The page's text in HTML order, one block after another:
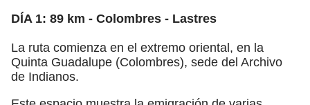
DÍA 1: 89 km - Colombres - Lastres
La ruta comienza en el extremo oriental, en la
Quinta Guadalupe (Colombres), sede del Archivo
de Indianos.